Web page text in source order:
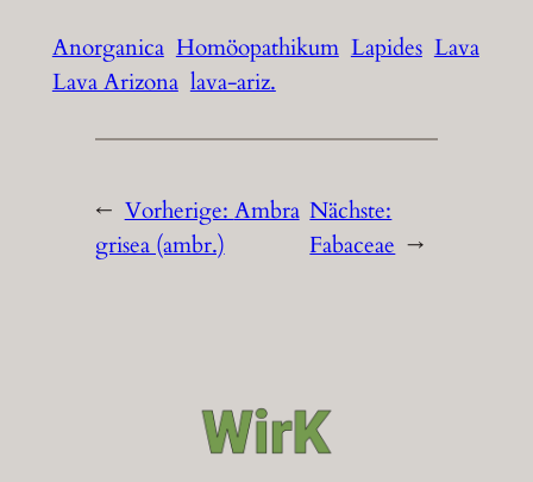
Anorganica Homöopathikum Lapides Lava
Lava Arizona lava-ariz.
← Vorherige: Ambra
grisea (ambr.)
Nächste:
Fabaceae →